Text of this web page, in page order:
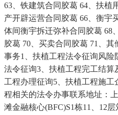
63、铁建筑合同胶葛 64、扶植
产开辟运营合同胶葛 66、衡宇
体间衡宇拆迁弥补合同胶葛 68
胶葛 70、买卖合同胶葛 71、
事务1、扶植工程法令征询风
法令征询3、扶植工程完工结
工程办理征询5、扶植工程施
程相关的法令办事联系地址：
滩金融核心(BFC)S1栋11、12